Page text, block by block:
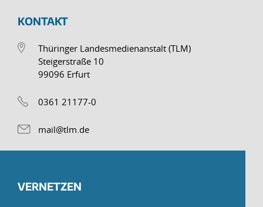
KONTAKT
Thüringer Landesmedienanstalt (TLM)
Steigerstraße 10
99096 Erfurt
0361 21177-0
mail@tlm.de
VERNETZEN